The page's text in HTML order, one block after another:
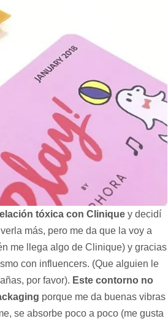
tóxica con Cliniquey decidí
más, pero me da que la voy a
me llega algo de Clinique) y gracias
con influencers. (Que alguien le
por favor). Este contorno no
porque me da buenas vibras
se absorbe poco a poco (me gusta